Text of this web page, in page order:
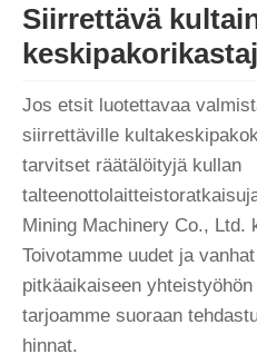
Siirrettävä
Jos etsit luotettavaa
siirrettäville
tarvitset räätälöityjä kullan
Mining Machinery Co., Ltd.
Toivotamme uudet ja
pitkäaikaiseen
tarjoamme suoraan
hinnat.